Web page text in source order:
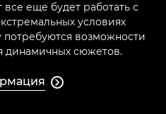
еще будет работать с
условиях
потребуются возможности
динамичных сюжетов.
